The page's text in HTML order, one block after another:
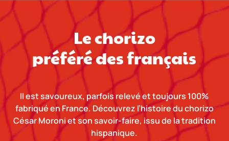
Le chorizo
préféré des français
Il est savoureux, parfois relevé et toujours 100%
fabriqué en France. Découvrez l’histoire du chorizo
César Moroni et son savoir-faire, issu de la tradition
hispanique.